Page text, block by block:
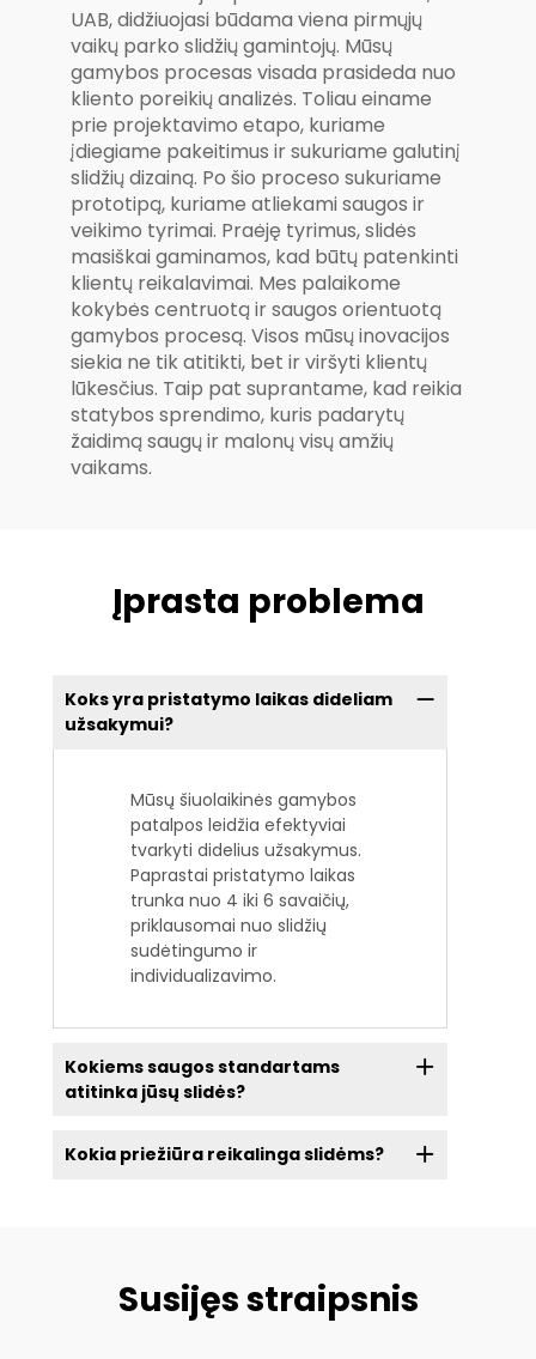
UAB, didžiuojasi būdama viena pirmųjų
vaikų parko slidžių gamintojų. Mūsų
gamybos procesas visada prasideda nuo
kliento poreikių analizės. Toliau einame
prie projektavimo etapo, kuriame
įdiegiame pakeitimus ir sukuriame galutinį
slidžių dizainą. Po šio proceso sukuriame
prototipą, kuriame atliekami saugos ir
veikimo tyrimai. Praėję tyrimus, slidės
masiškai gaminamos, kad būtų patenkinti
klientų reikalavimai. Mes palaikome
kokybės centruotą ir saugos orientuotą
gamybos procesą. Visos mūsų inovacijos
siekia ne tik atitikti, bet ir viršyti klientų
lūkesčius. Taip pat suprantame, kad reikia
statybos sprendimo, kuris padarytų
žaidimą saugų ir malonų visų amžių
vaikams.
Įprasta problema
Koks yra pristatymo laikas dideliam
užsakymui?
Mūsų šiuolaikinės gamybos
patalpos leidžia efektyviai
tvarkyti didelius užsakymus.
Paprastai pristatymo laikas
trunka nuo 4 iki 6 savaičių,
priklausomai nuo slidžių
sudėtingumo ir
individualizavimo.
Kokiems saugos standartams
atitinka jūsų slidės?
Kokia priežiūra reikalinga slidėms?
Susijęs straipsnis